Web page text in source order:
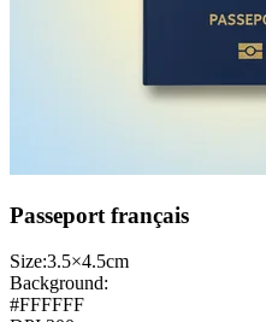
Passeport français
Size:3.5×4.5cm
Background:
#FFFFFF